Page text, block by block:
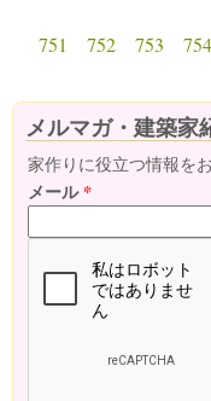
ページ
751
752 753 754
メルマガ・建築家
家作りに役立つ情報を
メール*